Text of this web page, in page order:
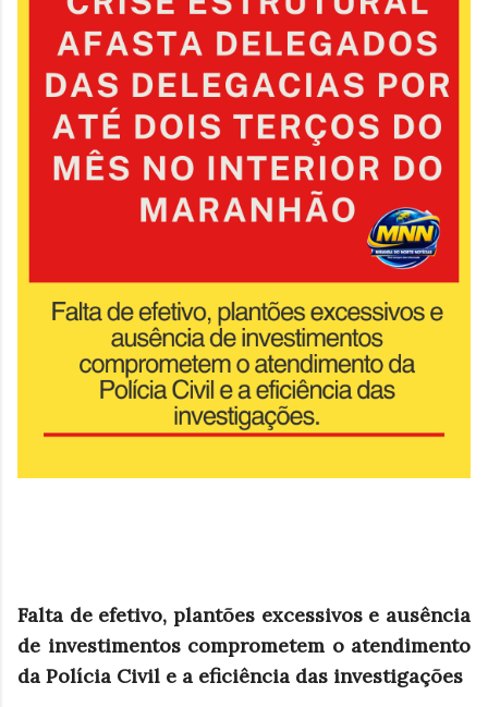
Falta de efetivo, plantões excessivos e ausência
de investimentos comprometem o atendimento
da Polícia Civil e a eficiência das investigações